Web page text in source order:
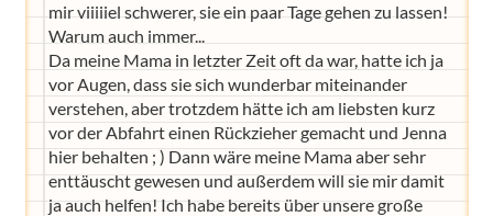
mir viiiiiel schwerer, sie ein paar Tage gehen zu lassen!
Warum auch immer...
Da meine Mama in letzter Zeit oft da war, hatte ich ja
vor Augen, dass sie sich wunderbar miteinander
verstehen, aber trotzdem hätte ich am liebsten kurz
vor der Abfahrt einen Rückzieher gemacht und Jenna
hier behalten ; ) Dann wäre meine Mama aber sehr
enttäuscht gewesen und außerdem will sie mir damit
ja auch helfen! Ich habe bereits über unsere große